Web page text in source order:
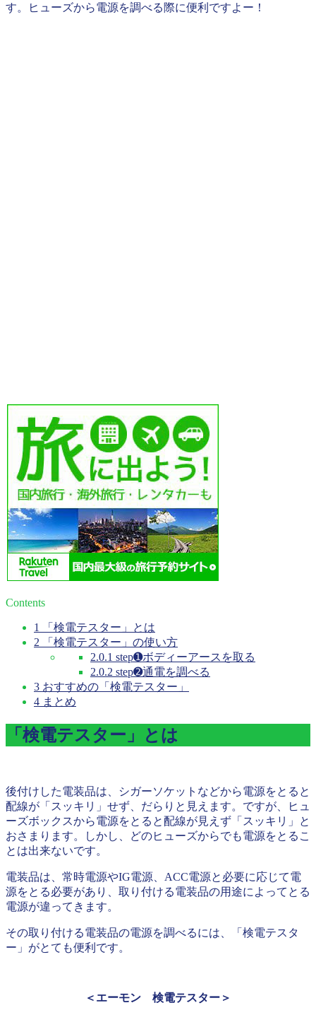
す。ヒューズから電源を調べる際に便利ですよー！
Contents
1 「検電テスター」とは
2 「検電テスター」の使い方
2.0.1 step➊ボディーアースを取る
2.0.2 step➋通電を調べる
3 おすすめの「検電テスター」
4 まとめ
「検電テスター」とは
後付けした電装品は、シガーソケットなどから電源をとると
配線が「スッキリ」せず、だらりと見えます。ですが、ヒュ
ーズボックスから電源をとると配線が見えず「スッキリ」と
おさまります。しかし、どのヒューズからでも電源をとるこ
とは出来ないです。
電装品は、常時電源やIG電源、ACC電源と必要に応じて電
源をとる必要があり、取り付ける電装品の用途によってとる
電源が違ってきます。
その取り付ける電装品の電源を調べるには、「検電テスタ
ー」がとても便利です。
＜エーモン 検電テスター＞